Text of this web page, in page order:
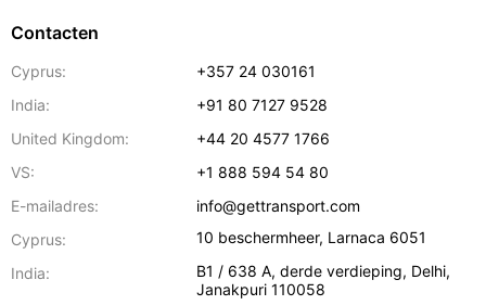
Contacten
Cyprus:
+357 24 030161
India:
+91 80 7127 9528
United Kingdom:
+44 20 4577 1766
VS:
+1 888 594 54 80
E-mailadres:
info@gettransport.com
Cyprus:
10 beschermheer, Larnaca 6051
India:
B1 / 638 A, derde verdieping, Delhi,
Janakpuri 110058